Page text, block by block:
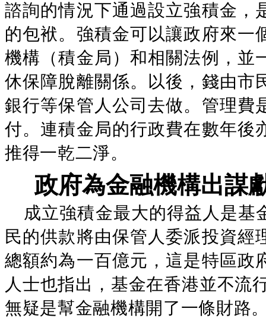
諮詢的情況下通過設立強積金，
的包袱。強積金可以讓政府來一
機構（積金局）和相關法例，並
休保障脫離關係。以後，錢由市
銀行等保管人公司去做。管理費
付。連積金局的行政費在數年後
推得一乾二淨。
政府為金融機構出謀
成立強積金最大的得益人是基
民的供款將由保管人委派投資經
總額約為一百億元，這是特區政
人士也指出，基金在香港並不流
無疑是幫金融機構開了一條財路